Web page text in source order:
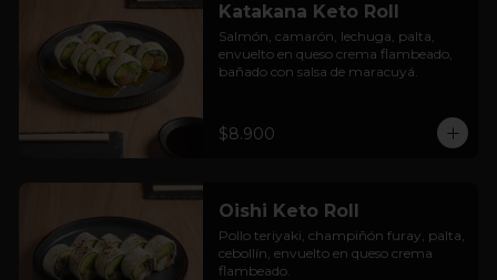
Katakana Keto Roll
Salmón, camarón, lechuga, palta,
envuelto en queso crema flambeado,
bañado con salsa de maracuyá.
$8.900
Oishi Keto Roll
Pollo teriyaki, champiñón furay, palta,
cebollín, envuelto en queso crema
flambeado.